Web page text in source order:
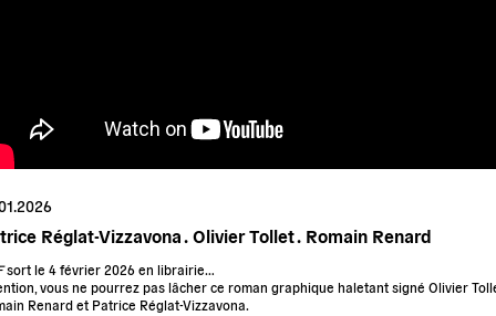
Réglat-Vizzavona . Olivier Tollet . Romain Renard
sort le 4 février 2026 en librairie…
vous ne pourrez pas lâcher ce roman graphique haletant signé Olivier
Renard et Patrice Réglat-Vizzavona.